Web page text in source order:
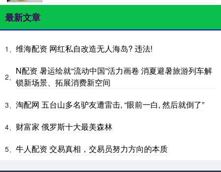
最新文章
1、 维海配资 网红私自改造无人海岛? 违法!
2、
N配资 暑运绘就“流动中国”活力画卷 消夏避暑旅游列车解
锁新场景、拓展消费新空间
3、 淘配网 五台山多名驴友遭雷击, “眼前一白, 然后就倒了”
4、 财富家 俄罗斯十大最美森林
5、 牛人配资 交易真相，交易员努力方向的本质